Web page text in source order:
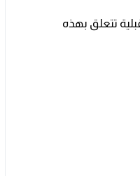
تتعلق بهذه